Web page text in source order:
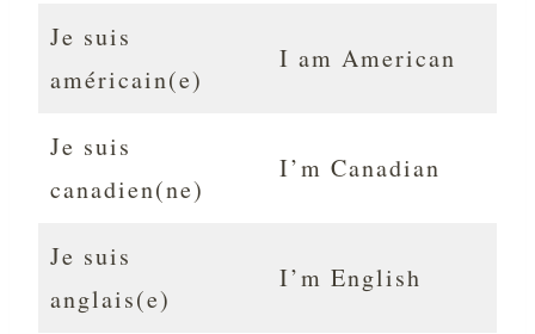
Je suis
américain(e)
I am American
Je suis
canadien(ne)
I’m Canadian
Je suis
anglais(e)
I’m English